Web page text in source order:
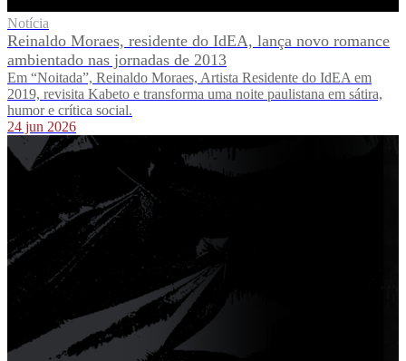
Notícia
Reinaldo Moraes, residente do IdEA, lança novo romance
ambientado nas jornadas de 2013
Em “Noitada”, Reinaldo Moraes, Artista Residente do IdEA em
2019, revisita Kabeto e transforma uma noite paulistana em sátira,
humor e crítica social.
24 jun 2026